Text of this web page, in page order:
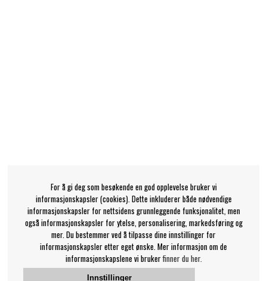
For å gi deg som besøkende en god opplevelse bruker vi
informasjonskapsler (cookies). Dette inkluderer både nødvendige
informasjonskapsler for nettsidens grunnleggende funksjonalitet, men
også informasjonskapsler for ytelse, personalisering, markedsføring og
mer. Du bestemmer ved å tilpasse dine innstillinger for
informasjonskapsler etter eget ønske. Mer informasjon om de
informasjonskapslene vi brukerfinner du her.
Innstillinger